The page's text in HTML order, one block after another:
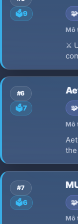
🗳️9 🧩
Mô
⚔️
#6
🗳️7 🧩
Mô
#7
🗳️6 🧩
Mô